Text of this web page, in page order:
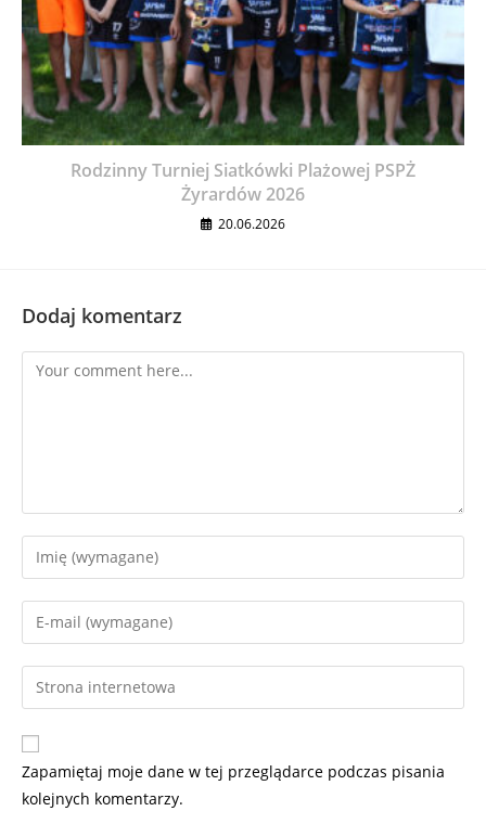
Rodzinny Turniej Siatkówki Plażowej PSPŻ
Żyrardów 2026
20.06.2026
Dodaj komentarz
Zapamiętaj moje dane w tej przeglądarce podczas pisania
kolejnych komentarzy.